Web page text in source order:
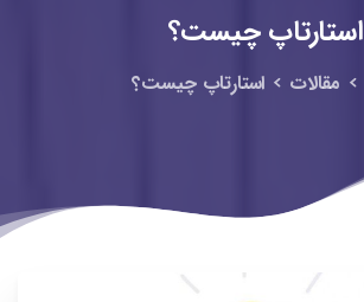
استارتاپ چیست؟
مقالات استارتاپ چیست؟